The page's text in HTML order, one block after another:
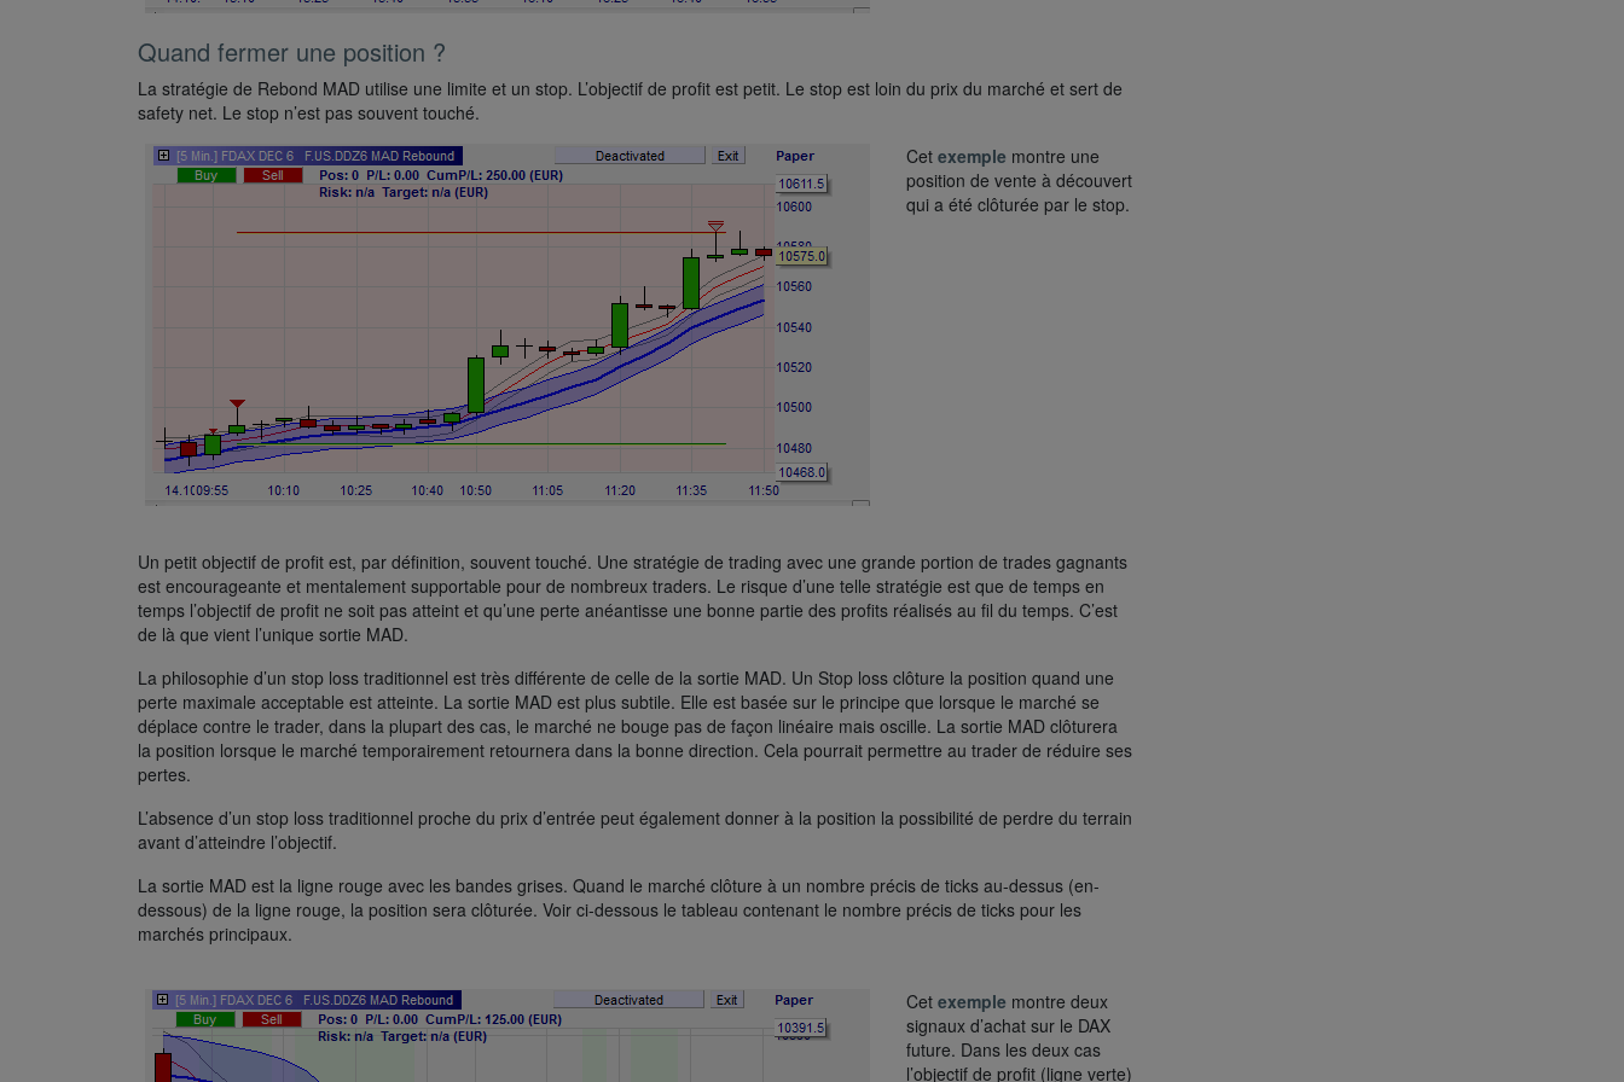
Quand fermer une position ?
La stratégie de Rebond MAD utilise une limite et un stop. L’objectif de profit est petit. Le stop est loin du prix du marché et sert de
safety net. Le stop n’est pas souvent touché.
Cet exemple montre une
position de vente à découvert
qui a été clôturée par le stop.
Un petit objectif de profit est, par définition, souvent touché. Une stratégie de trading avec une grande portion de trades gagnants
est encourageante et mentalement supportable pour de nombreux traders. Le risque d’une telle stratégie est que de temps en
temps l’objectif de profit ne soit pas atteint et qu’une perte anéantisse une bonne partie des profits réalisés au fil du temps. C’est
de là que vient l’unique sortie MAD.
La philosophie d’un stop loss traditionnel est très différente de celle de la sortie MAD. Un Stop loss clôture la position quand une
perte maximale acceptable est atteinte. La sortie MAD est plus subtile. Elle est basée sur le principe que lorsque le marché se
déplace contre le trader, dans la plupart des cas, le marché ne bouge pas de façon linéaire mais oscille. La sortie MAD clôturera
la position lorsque le marché temporairement retournera dans la bonne direction. Cela pourrait permettre au trader de réduire ses
pertes.
L’absence d’un stop loss traditionnel proche du prix d’entrée peut également donner à la position la possibilité de perdre du terrain
avant d’atteindre l’objectif.
La sortie MAD est la ligne rouge avec les bandes grises. Quand le marché clôture à un nombre précis de ticks au-dessus (en-
dessous) de la ligne rouge, la position sera clôturée. Voir ci-dessous le tableau contenant le nombre précis de ticks pour les
marchés principaux.
Cet exemple montre deux
signaux d’achat sur le DAX
future. Dans les deux cas
l’objectif de profit (ligne verte)